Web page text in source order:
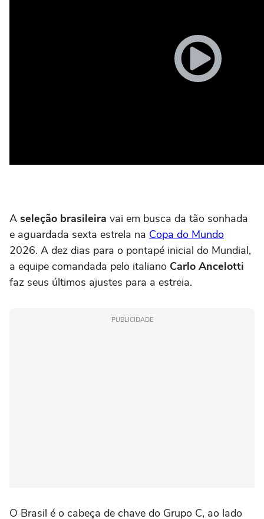
A seleção brasileira vai em busca da tão sonhada
e aguardada sexta estrela na Copa do Mundo
2026. A dez dias para o pontapé inicial do Mundial,
a equipe comandada pelo italiano Carlo Ancelotti
faz seus últimos ajustes para a estreia.
PUBLICIDADE
O Brasil é o cabeça de chave do Grupo C, ao lado